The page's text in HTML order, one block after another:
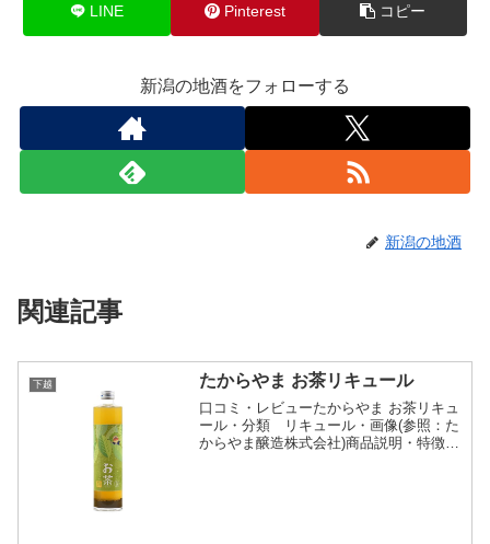
LINE Pinterest コピー
新潟の地酒をフォローする
新潟の地酒
関連記事
下越 たからやま お茶リキュール
口コミ・レビューたからやま お茶リキュ
ール・分類 リキュール・画像(参照：た
からやま醸造株式会社)商品説明・特徴な